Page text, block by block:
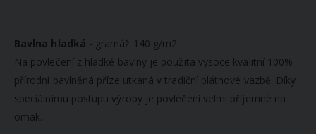
Bavlna hladká - gramáž 140 g/m2
Na povlečení z hladké bavlny je použita vysoce kvalitní 100%
přírodní bavlněná příze utkaná v tradiční plátnové vazbě. Díky
speciálnímu postupu výroby je povlečení velmi příjemné na
omak.